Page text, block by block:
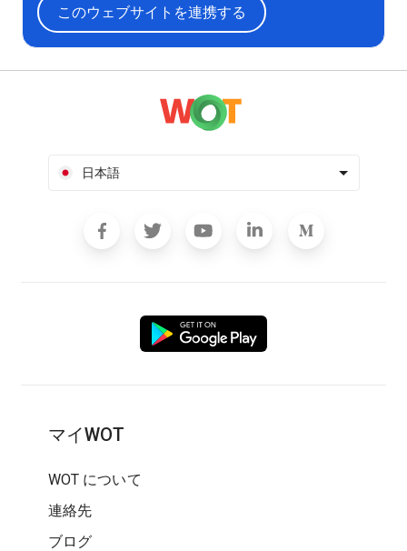
このウェブサイトを連携する
日本語
マイWOT
WOT について
連絡先
ブログ